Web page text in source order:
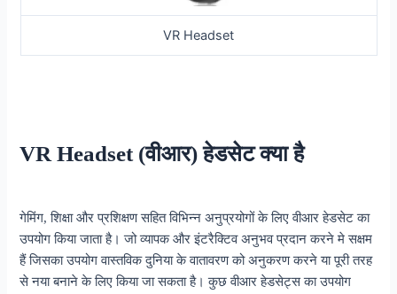
VR Headset
VR Headset (वीआर) हेडसेट क्या है
गेमिंग, शिक्षा और प्रशिक्षण सहित विभिन्न अनुप्रयोगों के लिए वीआर हेडसेट का
उपयोग किया जाता है। जो व्यापक और इंटरैक्टिव अनुभव प्रदान करने मे सक्षम
हैं जिसका उपयोग वास्तविक दुनिया के वातावरण को अनुकरण करने या पूरी तरह
से नया बनाने के लिए किया जा सकता है। कुछ वीआर हेडसेट्स का उपयोग